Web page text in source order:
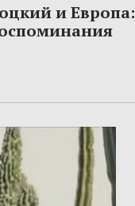
и Европа: